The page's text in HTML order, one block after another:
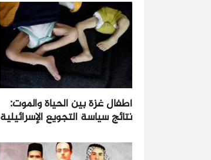
أطفال غزة بين الحياة والموت:
نتائج سياسة التجويع الإسرائيلية